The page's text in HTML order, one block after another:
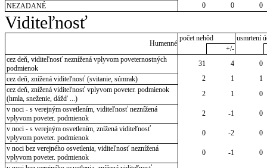
NEZADANÉ
0 0 0
Viditeľnosť
Humenné
počet nehôd
usmrtení
+/-
cez deň, viditeľnosť neznížená vplyvom poveternostných
podmienok
31 4
0
cez deň, znížená viditeľnosť (svitanie, súmrak)
2 1
1
cez deň, znížená viditeľnosť vplyvom poveter. podmienok
(hmla, sneženie, dážď ...)
2 1
0
v noci - s verejným osvetlením, viditeľnosť neznížená
vplyvom poveter. podmienok
2 -1
0
v noci - s verejným osvetlením, znížená viditeľnosť
vplyvom poveter. podmienok
0 -2
0
v noci bez verejného osvetlenia, viditeľnosť neznížená
vplyvom poveter. podmienok
0 -1
0